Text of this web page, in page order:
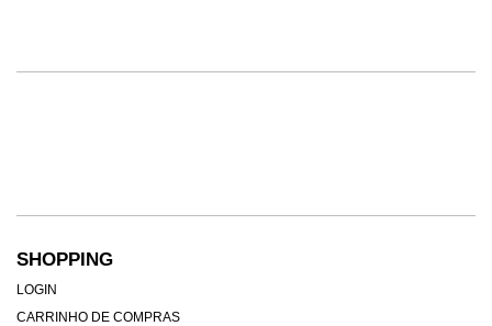
SHOPPING
LOGIN
CARRINHO DE COMPRAS